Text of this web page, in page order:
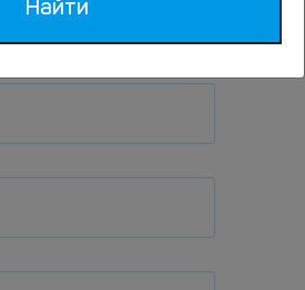
Найти